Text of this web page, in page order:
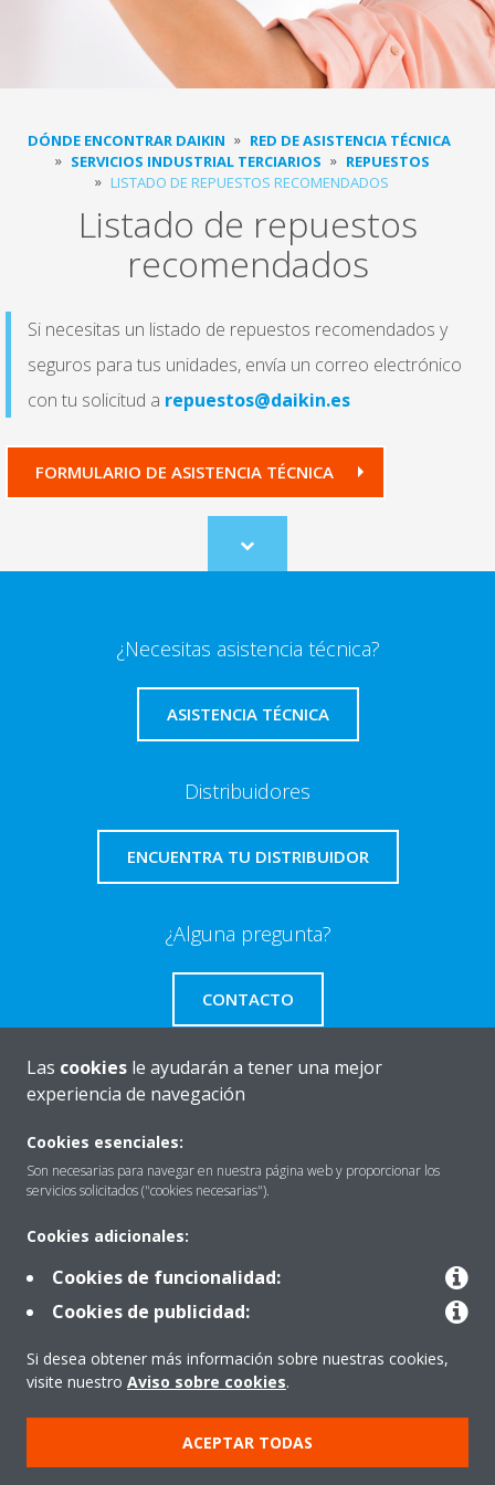
DÓNDE ENCONTRAR DAIKIN
RED DE ASISTENCIA TÉCNICA
SERVICIOS INDUSTRIAL TERCIARIOS
REPUESTOS
LISTADO DE REPUESTOS RECOMENDADOS
Listado de repuestos
recomendados
Si necesitas un listado de repuestos recomendados y
seguros para tus unidades, envía un correo electrónico
con tu solicitud a repuestos@daikin.es
FORMULARIO DE ASISTENCIA TÉCNICA
Scroll
to
¿Necesitas asistencia técnica?
ASISTENCIA TÉCNICA
Distribuidores
ENCUENTRA TU DISTRIBUIDOR
¿Alguna pregunta?
CONTACTO
Quiénes somos
Nuestros Productos
Copyright © Daikin
Las cookies le ayudarán a tener una mejor
experiencia de navegación
Cookies esenciales:
Son necesarias para navegar en nuestra página web y proporcionar los
servicios solicitados ("cookies necesarias").
Cookies adicionales:
Cookies de funcionalidad:
Cookies de publicidad:
Si desea obtener más información sobre nuestras cookies,
visite nuestro Aviso sobre cookies.
ACEPTAR TODAS